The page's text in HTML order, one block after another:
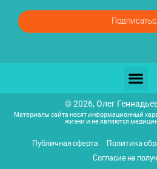
© 2026, Олег
Материалы сайта носят информационный
жизни и не являются
Публичная оферта
Политика
Согласие на